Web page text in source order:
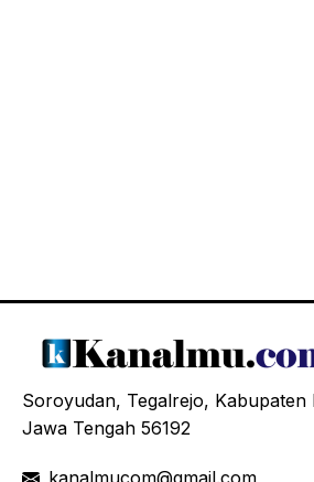
Soroyudan, Tegalrejo, Kabupaten
Jawa Tengah 56192
kanalmucom@gmail.com